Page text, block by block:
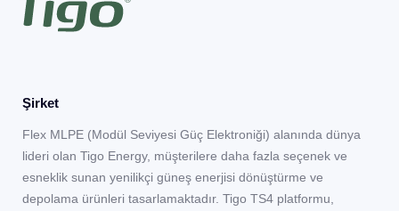
Şirket
Flex MLPE (Modül Seviyesi Güç Elektroniği) alanında dünya
lideri olan Tigo Energy, müşterilere daha fazla seçenek ve
esneklik sunan yenilikçi güneş enerjisi dönüştürme ve
depolama ürünleri tasarlamaktadır. Tigo TS4 platformu,